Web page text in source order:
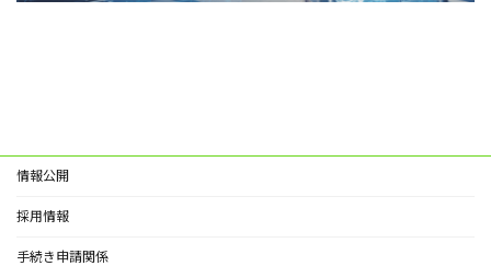
情報公開
採用情報
手続き申請関係